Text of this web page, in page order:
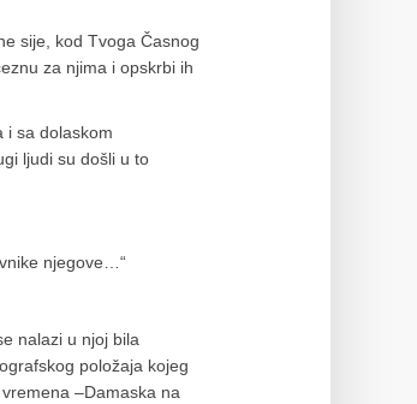
sije, kod Tvoga Časnog
za njima i opskrbi ih
i sa dolaskom
ljudi su došli u to
njegove…“
nalazi u njoj bila
položaja kojeg
–Damaska na